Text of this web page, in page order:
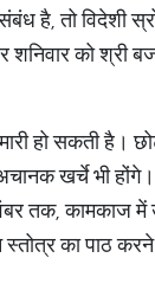
है, तो विदेशी
को श्री
हो सकती है।
खर्चे भी होंगे।
तक, कामकाज में
का पाठ